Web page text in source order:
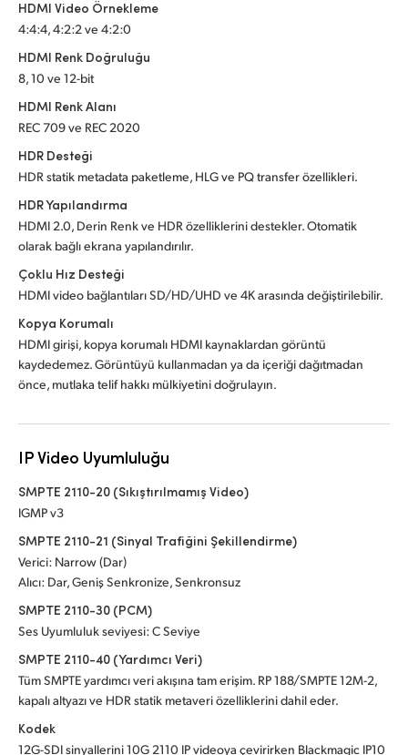
HDMI Video Örnekleme
4:4:4, 4:2:2 ve 4:2:0
HDMI Renk Doğruluğu
8, 10 ve 12-bit
HDMI Renk Alanı
REC 709 ve REC 2020
HDR Desteği
HDR statik metadata paketleme, HLG ve PQ transfer özellikleri.
HDR Yapılandırma
HDMI 2.0, Derin Renk ve HDR özelliklerini destekler. Otomatik
olarak bağlı ekrana yapılandırılır.
Çoklu Hız Desteği
HDMI video bağlantıları SD/HD/UHD ve 4K arasında değiştirilebilir.
Kopya Korumalı
HDMI girişi, kopya korumalı HDMI kaynaklardan görüntü
kaydedemez. Görüntüyü kullanmadan ya da içeriği dağıtmadan
önce, mutlaka telif hakkı mülkiyetini doğrulayın.
IP Video Uyumluluğu
SMPTE 2110-20 (Sıkıştırılmamış Video)
IGMP v3
SMPTE 2110-21 (Sinyal Trafiğini Şekillendirme)
Verici: Narrow (Dar)
Alıcı: Dar, Geniş Senkronize, Senkronsuz
SMPTE 2110-30 (PCM)
Ses Uyumluluk seviyesi: C Seviye
SMPTE 2110-40 (Yardımcı Veri)
Tüm SMPTE yardımcı veri akışına tam erişim. RP 188/SMPTE 12M-2,
kapalı altyazı ve HDR statik metaveri özelliklerini dahil eder.
Kodek
12G-SDI sinyallerini 10G 2110 IP videoya çevirirken Blackmagic IP10